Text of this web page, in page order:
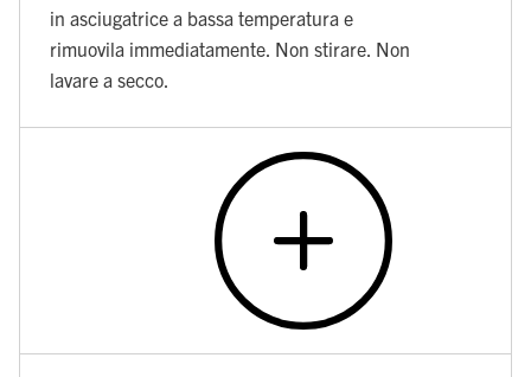
in asciugatrice a bassa temperatura e
rimuovila immediatamente. Non stirare. Non
lavare a secco.